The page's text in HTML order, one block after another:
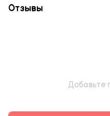
Отзывы
Добавьте